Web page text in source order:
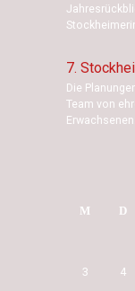
7.
Die
Team von
M D
3 4